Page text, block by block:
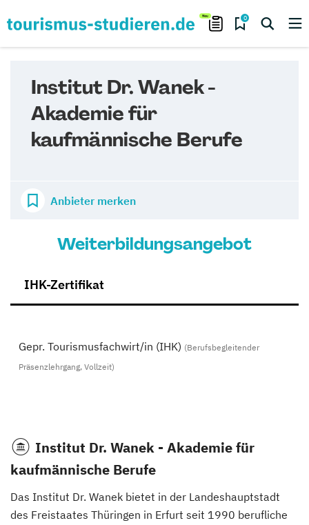
0
Institut Dr. Wanek -
Akademie für
kaufmännische Berufe
Anbieter merken
Weiterbildungsangebot
IHK-Zertifikat
Gepr. Tourismusfachwirt/in (IHK) (Berufsbegleitender
Präsenzlehrgang, Vollzeit)
Institut Dr. Wanek - Akademie für
kaufmännische Berufe
Das Institut Dr. Wanek bietet in der Landeshauptstadt
des Freistaates Thüringen in Erfurt seit 1990 berufliche